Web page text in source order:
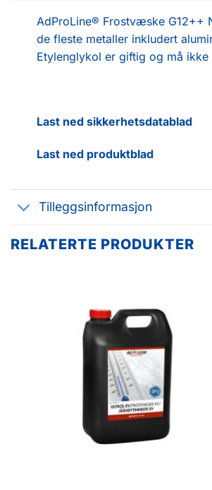
AdProLine® Frostvæske G12++
de fleste metaller inkludert
Etylenglykol er giftig og må
Last ned sikkerhetsdatablad
Last ned produktblad
Tilleggsinformasjon
RELATERTE PRODUKTER